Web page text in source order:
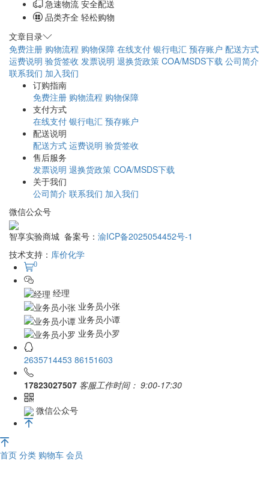
急速物流 安全配送
品类齐全 轻松购物
文章目录
免费注册 购物流程 购物保障 在线支付 银行电汇 预存账户 配送方式
运费说明 验货签收 发票说明 退换货政策 COA/MSDS下载 公司简介
联系我们 加入我们
订购指南
免费注册 购物流程 购物保障
支付方式
在线支付 银行电汇 预存账户
配送说明
配送方式 运费说明 验货签收
售后服务
发票说明 退换货政策 COA/MSDS下载
关于我们
公司简介 联系我们 加入我们
微信公众号
智享实验商城 备案号： 渝ICP备2025054452号-1
技术支持： 库价化学
0
经理
业务员小张
业务员小谭
业务员小罗
2635714453 86151603
17823027507 客服工作时间： 9:00-17:30
微信公众号
首页 分类 购物车 会员